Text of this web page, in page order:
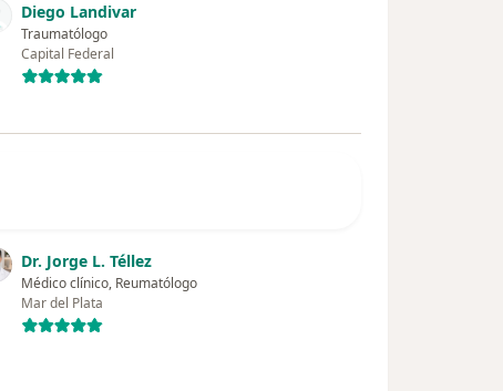
Diego Landivar
Traumatólogo
Capital Federal
Dr. Jorge L. Téllez
Médico clínico, Reumatólogo
Mar del Plata